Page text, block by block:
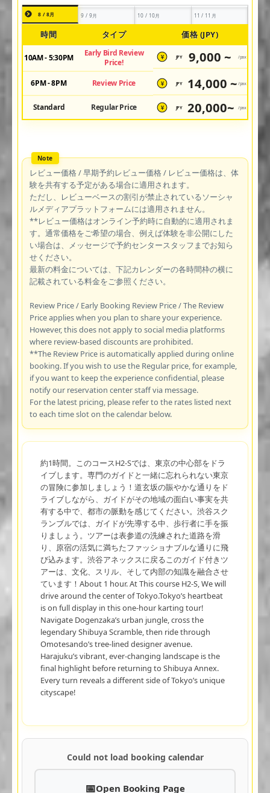
8 / 8月 9 / 9月 10 / 10月 11 / 11月
時間 タイプ 価格 (JPY)
10AM - 5:30PM
Early Bird Review
Price!
¥ JPY 9,000 ~ /pax
6PM - 8PM Review Price ¥ JPY 14,000 ~ /pax
Standard Regular Price ¥ JPY 20,000~ /pax
レビュー価格 / 早期予約レビュー価格 / レビュー価格は、体
験を共有する予定がある場合に適用されます。
ただし、レビューベースの割引が禁止されているソーシャ
ルメディアプラットフォームには適用されません。
**レビュー価格はオンライン予約時に自動的に適用されま
す。通常価格をご希望の場合、例えば体験を非公開にした
い場合は、メッセージで予約センタースタッフまでお知ら
せください。
最新の料金については、下記カレンダーの各時間枠の横に
記載されている料金をご参照ください。
Review Price / Early Booking Review Price / The Review
Price applies when you plan to share your experience.
However, this does not apply to social media platforms
where review-based discounts are prohibited.
**The Review Price is automatically applied during online
booking. If you wish to use the Regular price, for example,
if you want to keep the experience confidential, please
notify our reservation center staff via message.
For the latest pricing, please refer to the rates listed next
to each time slot on the calendar below.
約1時間。このコースH2-Sでは、東京の中心部をドラ
イブします。専門のガイドと一緒に忘れられない東京
の冒険に参加しましょう！道玄坂の賑やかな通りをド
ライブしながら、ガイドがその地域の面白い事実を共
有する中で、都市の脈動を感じてください。渋谷スク
ランブルでは、ガイドが先導する中、歩行者に手を振
りましょう。ツアーは表参道の洗練された道路を滑
り、原宿の活気に満ちたファッショナブルな通りに飛
び込みます。渋谷アネックスに戻るこのガイド付きツ
アーは、文化、スリル、そして内部の知識を融合させ
ています！About 1 hour. At This course H2-S, We will
drive around the center of Tokyo.Tokyo’s heartbeat
is on full display in this one-hour karting tour!
Navigate Dogenzaka’s urban jungle, cross the
legendary Shibuya Scramble, then ride through
Omotesando’s tree-lined designer avenue.
Harajuku’s vibrant, ever-changing landscape is the
final highlight before returning to Shibuya Annex.
Every turn reveals a different side of Tokyo’s unique
cityscape!
Could not load booking calendar
Open Booking Page